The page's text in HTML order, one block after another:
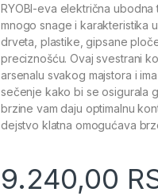
RYOBI-eva električna ubodna
mnogo snage i karakteristika
drveta, plastike, gipsane
preciznošću. Ovaj svestrani
arsenalu svakog majstora i
sečenje kako bi se osigurala
brzine vam daju optimalnu
dejstvo klatna omogućava
9.240,00